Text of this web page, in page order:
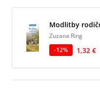
Modlitby
Zuzana Ring
-12% 1,32 €